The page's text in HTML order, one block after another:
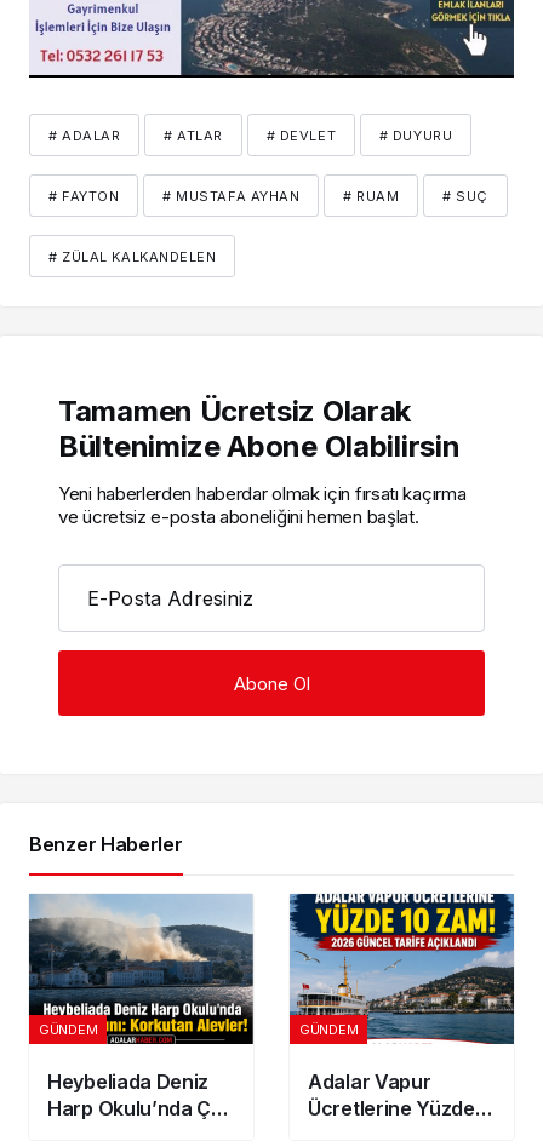
# ADALAR # ATLAR # DEVLET # DUYURU
# FAYTON # MUSTAFA AYHAN # RUAM # SUÇ
# ZÜLAL KALKANDELEN
Tamamen Ücretsiz Olarak
Bültenimize Abone Olabilirsin
Yeni haberlerden haberdar olmak için fırsatı kaçırma
ve ücretsiz e-posta aboneliğini hemen başlat.
E-Posta Adresiniz
Benzer Haberler
GÜNDEM
Heybeliada Deniz
Harp Okulu’nda Çatı
GÜNDEM
Adalar Vapur
Ücretlerine Yüzde